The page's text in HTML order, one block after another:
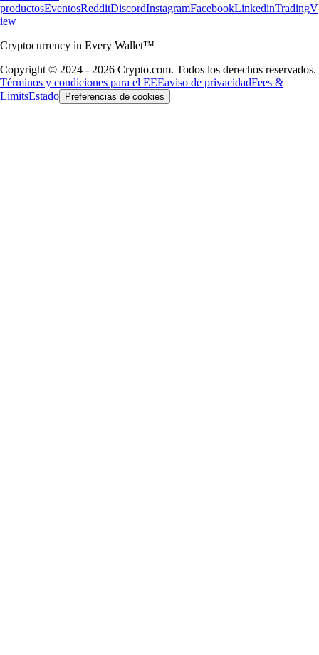
productosEventosRedditDiscordInstagramFacebookLinkedinTradingV
iew
Cryptocurrency in Every Wallet™
Copyright © 2024 - 2026 Crypto.com. Todos los derechos reservados.
Términos y condiciones para el EEEaviso de privacidadFees &
LimitsEstado Preferencias de cookies